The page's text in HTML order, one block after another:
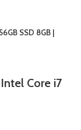
SSD 8GB |
Core i7